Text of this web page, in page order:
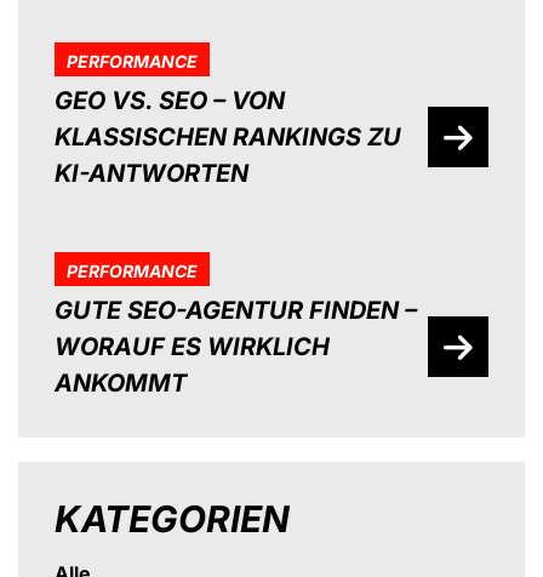
PERFORMANCE
GEO VS. SEO – VON
KLASSISCHEN RANKINGS ZU
KI-ANTWORTEN
PERFORMANCE
GUTE SEO-AGENTUR FINDEN –
WORAUF ES WIRKLICH
ANKOMMT
KATEGORIEN